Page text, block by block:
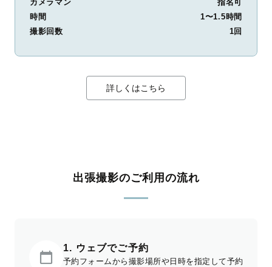
カメラマン
指名可
時間
1〜1.5時間
撮影回数
1回
詳しくはこちら
出張撮影のご利用の流れ
1. ウェブでご予約
予約フォームから撮影場所や日時を指定して予約